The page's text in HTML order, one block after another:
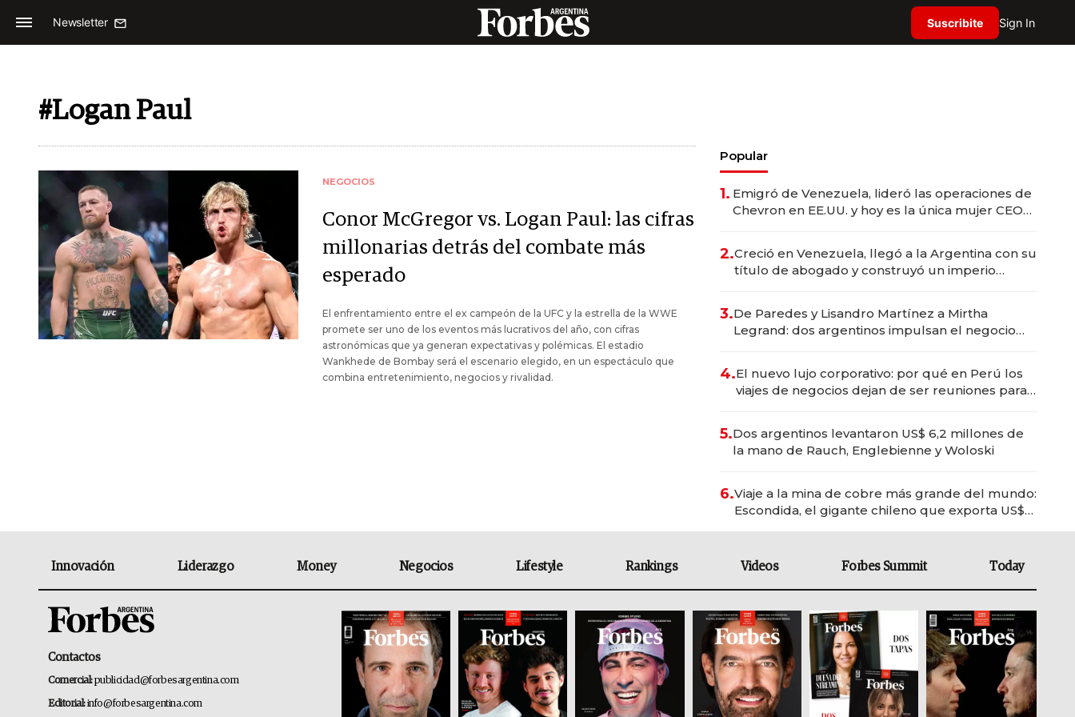
Newsletter Suscribite Sign In
#Logan Paul
NEGOCIOS
Conor McGregor vs. Logan Paul: las cifras
millonarias detrás del combate más
esperado
El enfrentamiento entre el ex campeón de la UFC y la estrella de la WWE
promete ser uno de los eventos más lucrativos del año, con cifras
astronómicas que ya generan expectativas y polémicas. El estadio
Wankhede de Bombay será el escenario elegido, en un espectáculo que
combina entretenimiento, negocios y rivalidad.
Popular
1. Emigró de Venezuela, lideró las operaciones de
Chevron en EE.UU. y hoy es la única mujer CEO
2.Creció en Venezuela, llegó a la Argentina con su
título de abogado y construyó un imperio
3.De Paredes y Lisandro Martínez a Mirtha
Legrand: dos argentinos impulsan el negocio
4.El nuevo lujo corporativo: por qué en Perú los
viajes de negocios dejan de ser reuniones para
5.Dos argentinos levantaron US$ 6,2 millones de
la mano de Rauch, Englebienne y Woloski
6.Viaje a la mina de cobre más grande del mundo:
Escondida, el gigante chileno que exporta US$
Innovación Liderazgo Money Negocios Lifestyle Rankings Videos Forbes Summit Today
Contactos
Comercial:publicidad@forbesargentina.com
Editorial:info@forbesargentina.com